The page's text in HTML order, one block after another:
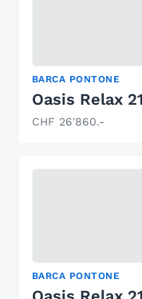
BARCA PONTONE
Oasis Relax 21
CHF 26'860.-
BARCA PONTONE